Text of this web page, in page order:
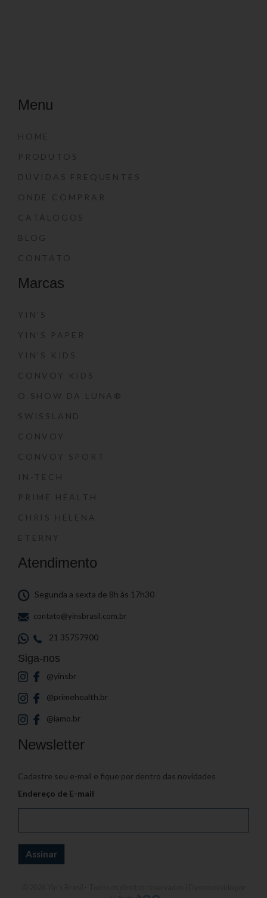
Menu
HOME
PRODUTOS
DÚVIDAS FREQUENTES
ONDE COMPRAR
CATÁLOGOS
BLOG
CONTATO
Marcas
YIN’S
YIN’S PAPER
YIN’S KIDS
CONVOY KIDS
O SHOW DA LUNA®
SWISSLAND
CONVOY
CONVOY SPORT
IN-TECH
PRIME HEALTH
CHRIS HELENA
ETERNY
Atendimento
Segunda a sexta de 8h às 17h30
contato@yinsbrasil.com.br
21 35757900
Siga-nos
@yinsbr
@primehealth.br
@iamo.br
Newsletter
Cadastre seu e-mail e fique por dentro das novidades
Endereço de E-mail